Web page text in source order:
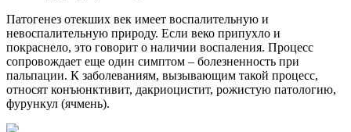
Патогенез отекших век имеет воспалительную и
невоспалительную природу. Если веко припухло и
покраснело, это говорит о наличии воспаления. Процесс
сопровождает еще один симптом – болезненность при
пальпации. К заболеваниям, вызывающим такой процесс,
относят конъюнктивит, дакриоцистит, рожистую патологию,
фурункул (ячмень).